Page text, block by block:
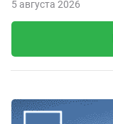
5 августа 2026